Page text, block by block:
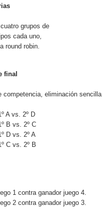
grupos de
cada uno,
round robin.
final
competencia, eliminación sencilla.
A vs. 2º D
B vs. 2º C
D vs. 2º A
C vs. 2º B
1 contra ganador juego 4.
2 contra ganador juego 3.